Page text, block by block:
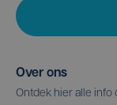
Over ons
Ontdek hier alle info